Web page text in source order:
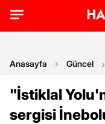
Anasayfa Güncel
"İstiklal
sergisi